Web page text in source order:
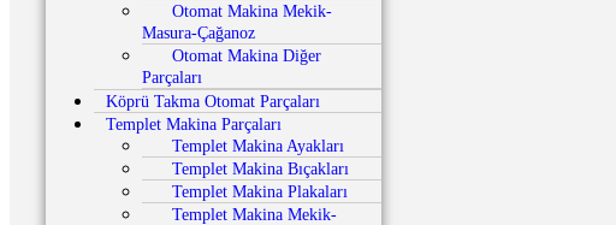
Otomat Makina Mekik-
Masura-Çağanoz
Otomat Makina Diğer
Parçaları
Köprü Takma Otomat Parçaları
Templet Makina Parçaları
Templet Makina Ayakları
Templet Makina Bıçakları
Templet Makina Plakaları
Templet Makina Mekik-